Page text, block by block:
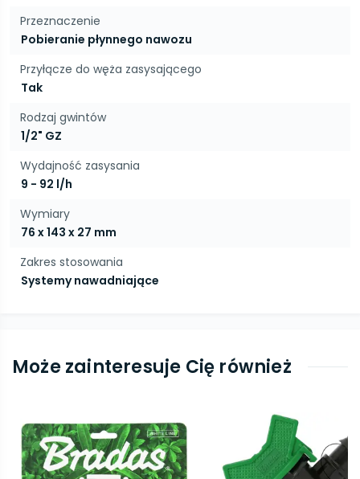
Przeznaczenie
Pobieranie płynnego nawozu
Przyłącze do węża zasysającego
Tak
Rodzaj gwintów
1/2" GZ
Wydajność zasysania
9 - 92 l/h
Wymiary
76 x 143 x 27 mm
Zakres stosowania
Systemy nawadniające
Może zainteresuje Cię również